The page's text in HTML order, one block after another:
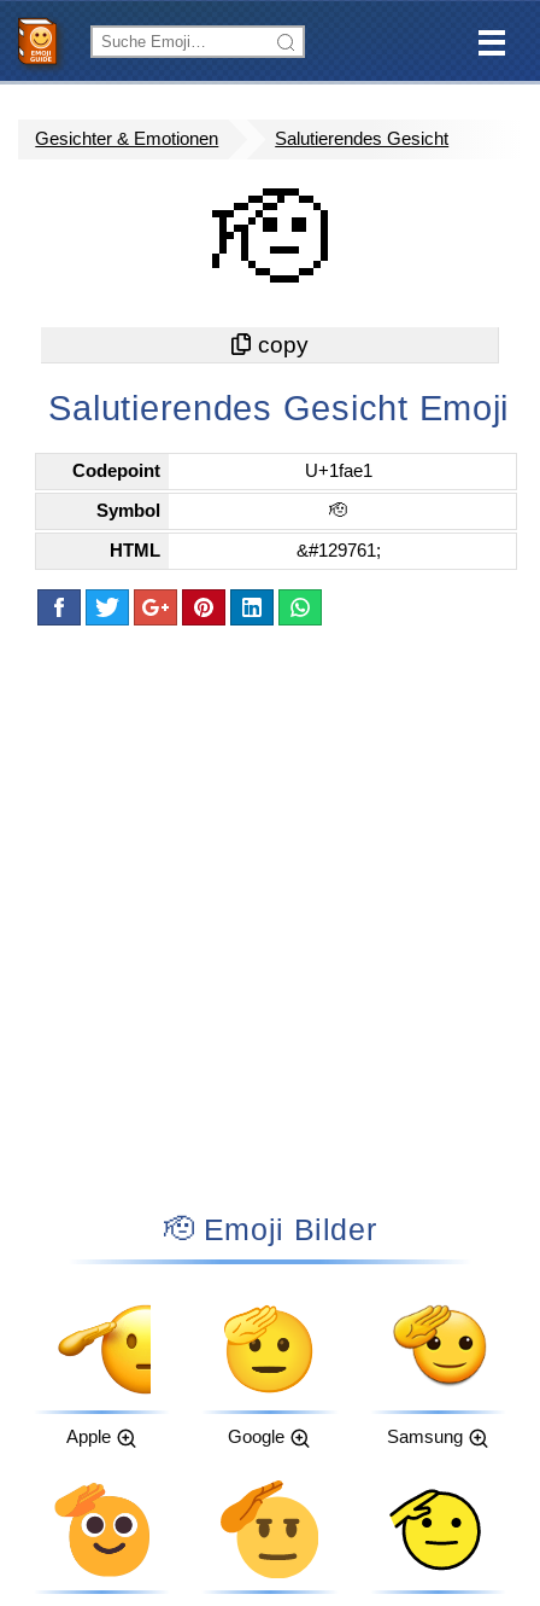
Gesichter & Emotionen Salutierendes Gesicht
🫡
Salutierendes Gesicht Emoji
Codepoint U+1fae1
Symbol 🫡
HTML &#129761;
🫡 Emoji Bilder
Apple Google Samsung